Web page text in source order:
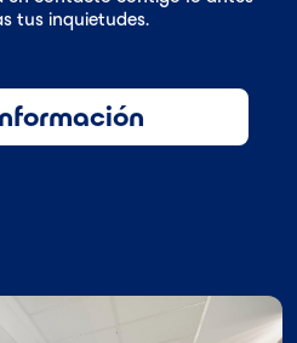
tus inquietudes.